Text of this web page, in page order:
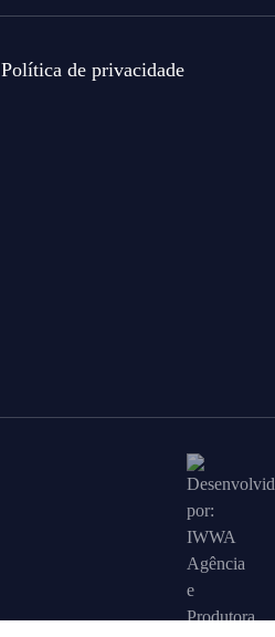
Política de privacidade